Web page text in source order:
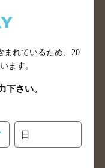
のバー検索
のバー検索
のバー検索
のバー検索
のバー検索
れているため、 20
ます。
下さい。
日